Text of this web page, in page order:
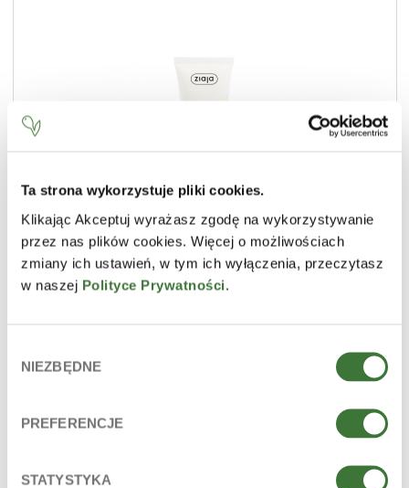
Ta strona wykorzystuje pliki cookies.
Klikając Akceptuj wyrażasz zgodę na wykorzystywanie
przez nas plików cookies. Więcej o możliwościach
zmiany ich ustawień, w tym ich wyłączenia, przeczytasz
w naszej Polityce Prywatności.
zgody
NIEZBĘDNE
PREFERENCJE
STATYSTYKA
crema de manos
LÍNEA delicious skin care
TIPO DE PRODUCTO
-